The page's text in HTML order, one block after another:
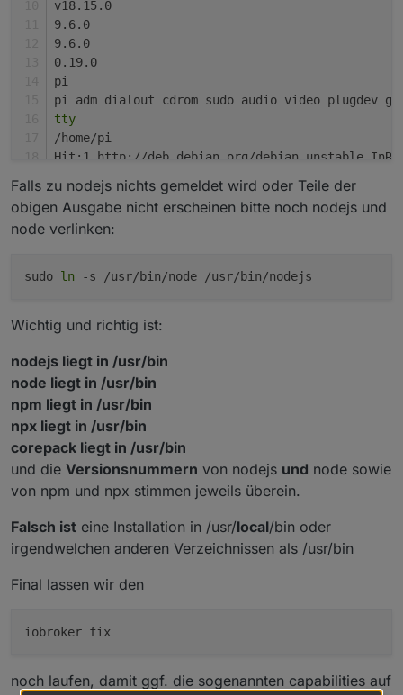
v18.15.0
9.6.0
9.6.0
0.19.0
pi
pi adm dialout cdrom sudo audio video plugdev
tty
/home/pi
Hit:1 http://deb.debian.org/debian unstable
Hit:3 http://phoscon.de/apt/deconz bullseye
Hit:4 http://archive.raspberrypi.org/debian
Hit:5 https://deb.nodesource.com/node_16.x
Hit:7 https://packagecloud.io/ookla/speedtest-
Building dependency tree... Done
All packages are up to
nodejs:
  Installed: 18.15.0-deb-1nodesource1
  Candidate: 18.15.0-deb-1nodesource1
  Version table:
*** 18.15.0-deb-1nodesource1 500
500 https://deb.nodesource.com/
        100 /var/lib/dpkg/status
500 https://deb.nodesource.com/
     12.22.12~dfsg-1~deb11u1 500
pi@mysterium:~ $
Falls zu nodejs nichts gemeldet wird oder Teile der
obigen Ausgabe nicht erscheinen bitte noch nodejs und
node verlinken:
sudo ln -s /usr/bin/node /usr/bin/nodejs
Wichtig und richtig ist:
nodejs liegt in /usr/bin
node liegt in /usr/bin
npm liegt in /usr/bin
npx liegt in /usr/bin
corepack liegt in /usr/bin
und die Versionsnummern von nodejs und node sowie
von npm und npx stimmen jeweils überein.
Falsch ist eine Installation in /usr/local/bin oder
irgendwelchen anderen Verzeichnissen als /usr/bin
Final lassen wir den
noch laufen, damit ggf. die sogenannten capabilities auf